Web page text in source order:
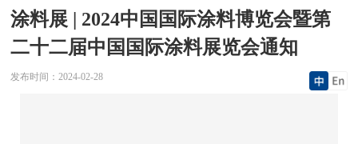
涂料展 | 2024中国国际涂料博览会暨第
二十二届中国国际涂料展览会通知
发布时间：2024-02-28